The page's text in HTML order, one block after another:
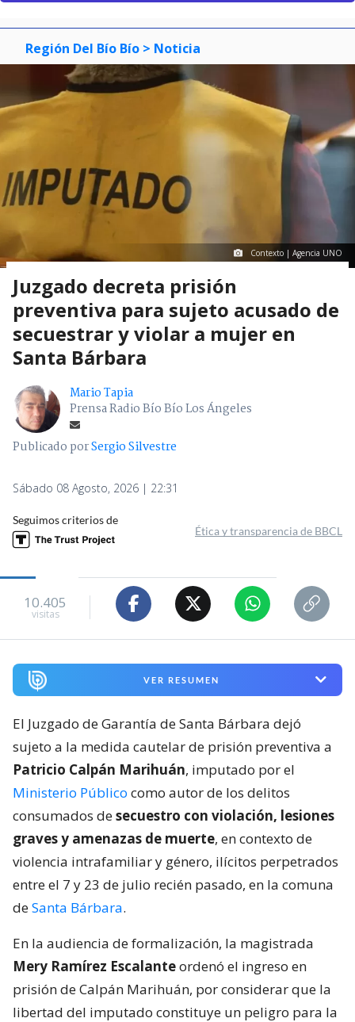
Región Del Bío Bío > Noticia
Contexto | Agencia UNO
Juzgado decreta prisión
preventiva para sujeto acusado de
secuestrar y violar a mujer en
Santa Bárbara
Mario Tapia
Prensa Radio Bío Bío Los Ángeles
Publicado porSergio Silvestre
Sábado 08 Agosto, 2026 | 22:31
Seguimos criterios de
Ética y transparencia de BBCL
10.405
visitas
VER RESUMEN
El Juzgado de Garantía de Santa Bárbara dejó
sujeto a la medida cautelar de prisión preventiva a
Patricio Calpán Marihuán, imputado por el
Ministerio Público como autor de los delitos
consumados desecuestro con violación, lesiones
graves y amenazas de muerte, en contexto de
violencia intrafamiliar y género, ilícitos perpetrados
entre el 7 y 23 de julio recién pasado, en la comuna
deSanta Bárbara.
En la audiencia de formalización, la magistrada
Mery Ramírez Escalanteordenó el ingreso en
prisión de Calpán Marihuán, por considerar que la
libertad del imputado constituye un peligro para la